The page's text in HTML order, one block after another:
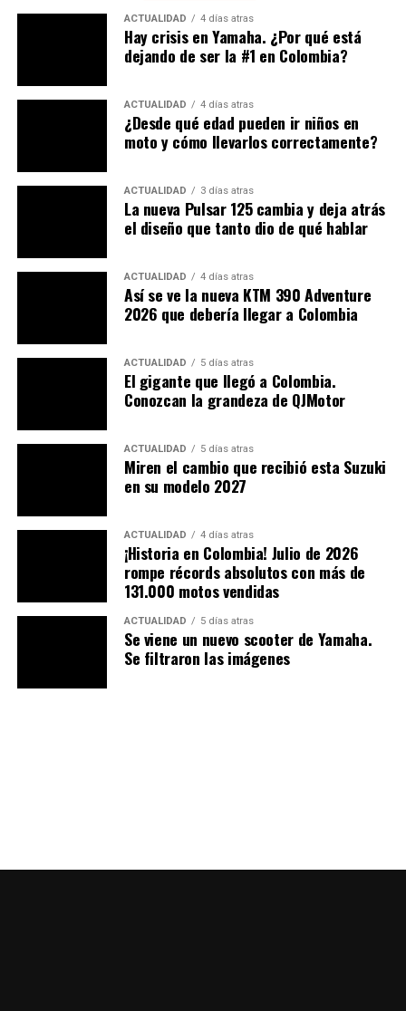
Multa por reincidir el estado de alcoholemia
Si con la primera vez no le bastó, repetir sí que sabrá
tiempo de suspensión de licencia por 1 año,
adicionalmente, tendrá que hacer 20 horas de acciones
comunitarias, una
inmovilización del vehículo.
tiempo de suspensión de licencia por 6 años,
adicionalmente, tendrá que hacer 50 horas de acciones
comunitarias, unamulta de $10.440.090
hábiles de inmovilización del vehículo.
• Grado 2:tiempo de suspensión de licencia por 10
años, adicionalmente, tendrá que hacer 60 horas de
acciones comunitarias, unamulta de $20.880.180y diez
días hábiles de inmovilización del vehículo.
• Grado 3: tendrá cancelación de su licencia,
adicionalmente, tendrá que hacer 80 horas de acciones
comunitarias, unamulta de $41.760.360y veinte días
hábiles de inmovilización del vehículo.
Multa por segunda reincidencia en el estado de
ACTUALIDAD 4 días atras
Hay crisis en Yamaha. ¿Por qué está
dejando de ser la #1 en Colombia?
ACTUALIDAD 4 días atras
¿Desde qué edad pueden ir niños en
moto y cómo llevarlos correctamente?
ACTUALIDAD 3 días atras
La nueva Pulsar 125 cambia y deja atrás
el diseño que tanto dio de qué hablar
ACTUALIDAD 4 días atras
Así se ve la nueva KTM 390 Adventure
2026 que debería llegar a Colombia
ACTUALIDAD 5 días atras
El gigante que llegó a Colombia.
Conozcan la grandeza de QJMotor
ACTUALIDAD 5 días atras
Miren el cambio que recibió esta Suzuki
en su modelo 2027
ACTUALIDAD 4 días atras
¡Historia en Colombia! Julio de 2026
rompe récords absolutos con más de
131.000 motos vendidas
ACTUALIDAD 5 días atras
Se viene un nuevo scooter de Yamaha.
Se filtraron las imágenes